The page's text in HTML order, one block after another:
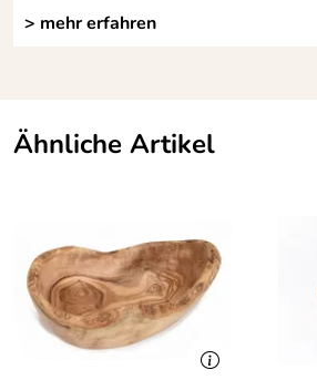
> mehr erfahren
Ähnliche Artikel